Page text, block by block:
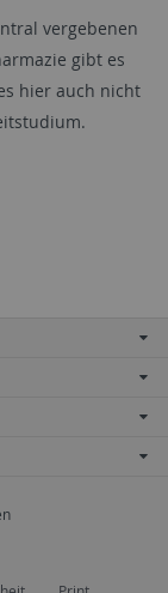
vergebenen
gibt es
hier auch nicht